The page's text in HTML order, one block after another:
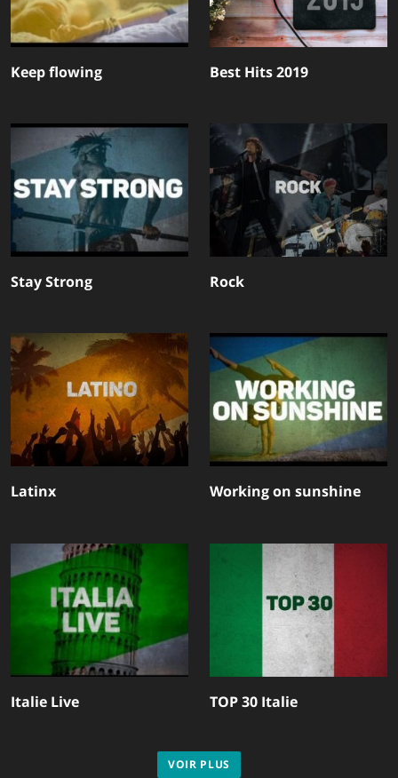
Keep flowing Best Hits 2019
Stay Strong Rock
Latinx Working on sunshine
Italie Live TOP 30 Italie
VOIR PLUS